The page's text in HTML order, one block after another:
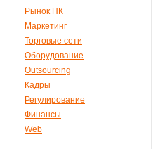
Рынок ПК
Маркетинг
Торговые сети
Оборудование
Outsourcing
Кадры
Регулирование
Финансы
Web